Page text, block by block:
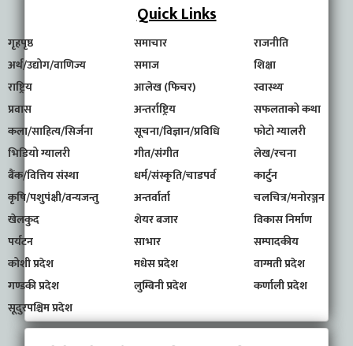
Quick Links
गृहपृष्ठ समाचार
राजनीति
अर्थ/उद्योग/वाणिज्य
समाज
शिक्षा
राष्ट्रिय
आलेख (फिचर)
स्वास्थ्य
प्रवास
अन्तर्राष्ट्रिय
सफलताको कथा
कला/साहित्य/सिर्जना
सूचना/विज्ञान/प्रविधि
फोटो ग्यालरी
भिडियो ग्यालरी
गीत/संगीत
लेख/रचना
बैंक/वित्तिय संस्था
धर्म/संस्कृति/चाडपर्व
कार्टुन
कृषि/पशुपंक्षी/वन्यजन्तु
अन्तर्वार्ता
चलचित्र/मनोरञ्जन
खेलकुद
शेयर बजार
विकास निर्माण
पर्यटन
साभार
सम्पादकीय
कोशी प्रदेश
मधेस प्रदेश
वाग्मती प्रदेश
गण्डकी प्रदेश
लुम्बिनी प्रदेश
कर्णाली प्रदेश
सूदुरपश्चिम प्रदेश